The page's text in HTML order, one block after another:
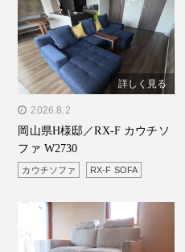
" alt="岡山県H様邸／RX-F
カウチソファ W2730"/>
詳しく見る
2026.8.2
岡山県H様邸／RX-F カウチソ
ファ W2730
カウチソファ RX-F SOFA